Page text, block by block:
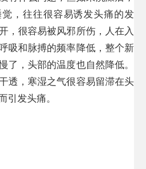
，往往很容易诱发头痛的发
，很容易被风邪所伤，人在入
吸和脉搏的频率降低，整个新
了，头部的温度也自然降低。
透，寒湿之气很容易留滞在头
引发头痛。